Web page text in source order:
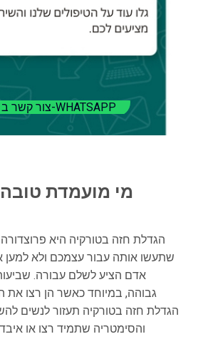
צור קשר ב-WHATSAPP
מי מועמדת
הגדלת חזה בטורקיה היא
שתעשו אותה עבור עצמכם ולא
אדם הציע לשלם עבורה.
גבוהה, במיוחד כאשר הן רצו את
הגדלת חזה בטורקיה תעזור לנשים
והסימטריה שתמיד רצו או